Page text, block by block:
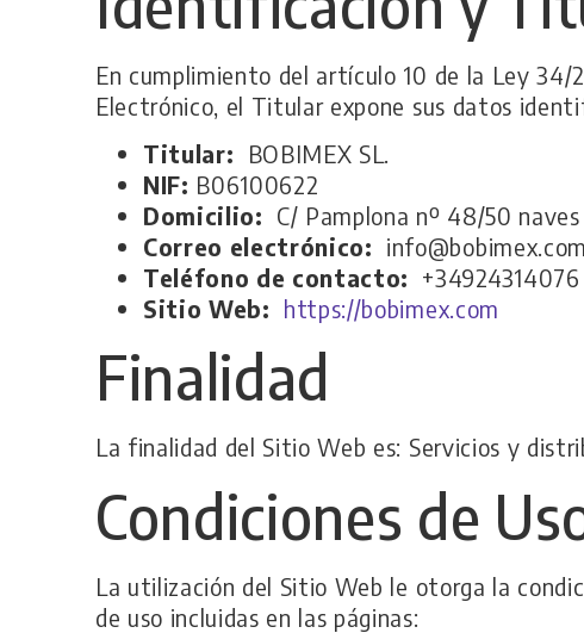
En cumplimiento del artículo 10 de la Ley 34/
Electrónico, el Titular expone sus datos
Titular: BOBIMEX SL.
NIF: B06100622
Domicilio: C/ Pamplona nº 48/50
Correo electrónico: info@bobimex.com
Teléfono de contacto: +34924314076
Sitio Web: https://bobimex.com
Finalidad
La finalidad del Sitio Web es: Servicios y
Condiciones de
La utilización del Sitio Web le otorga la
de uso incluidas en las páginas: